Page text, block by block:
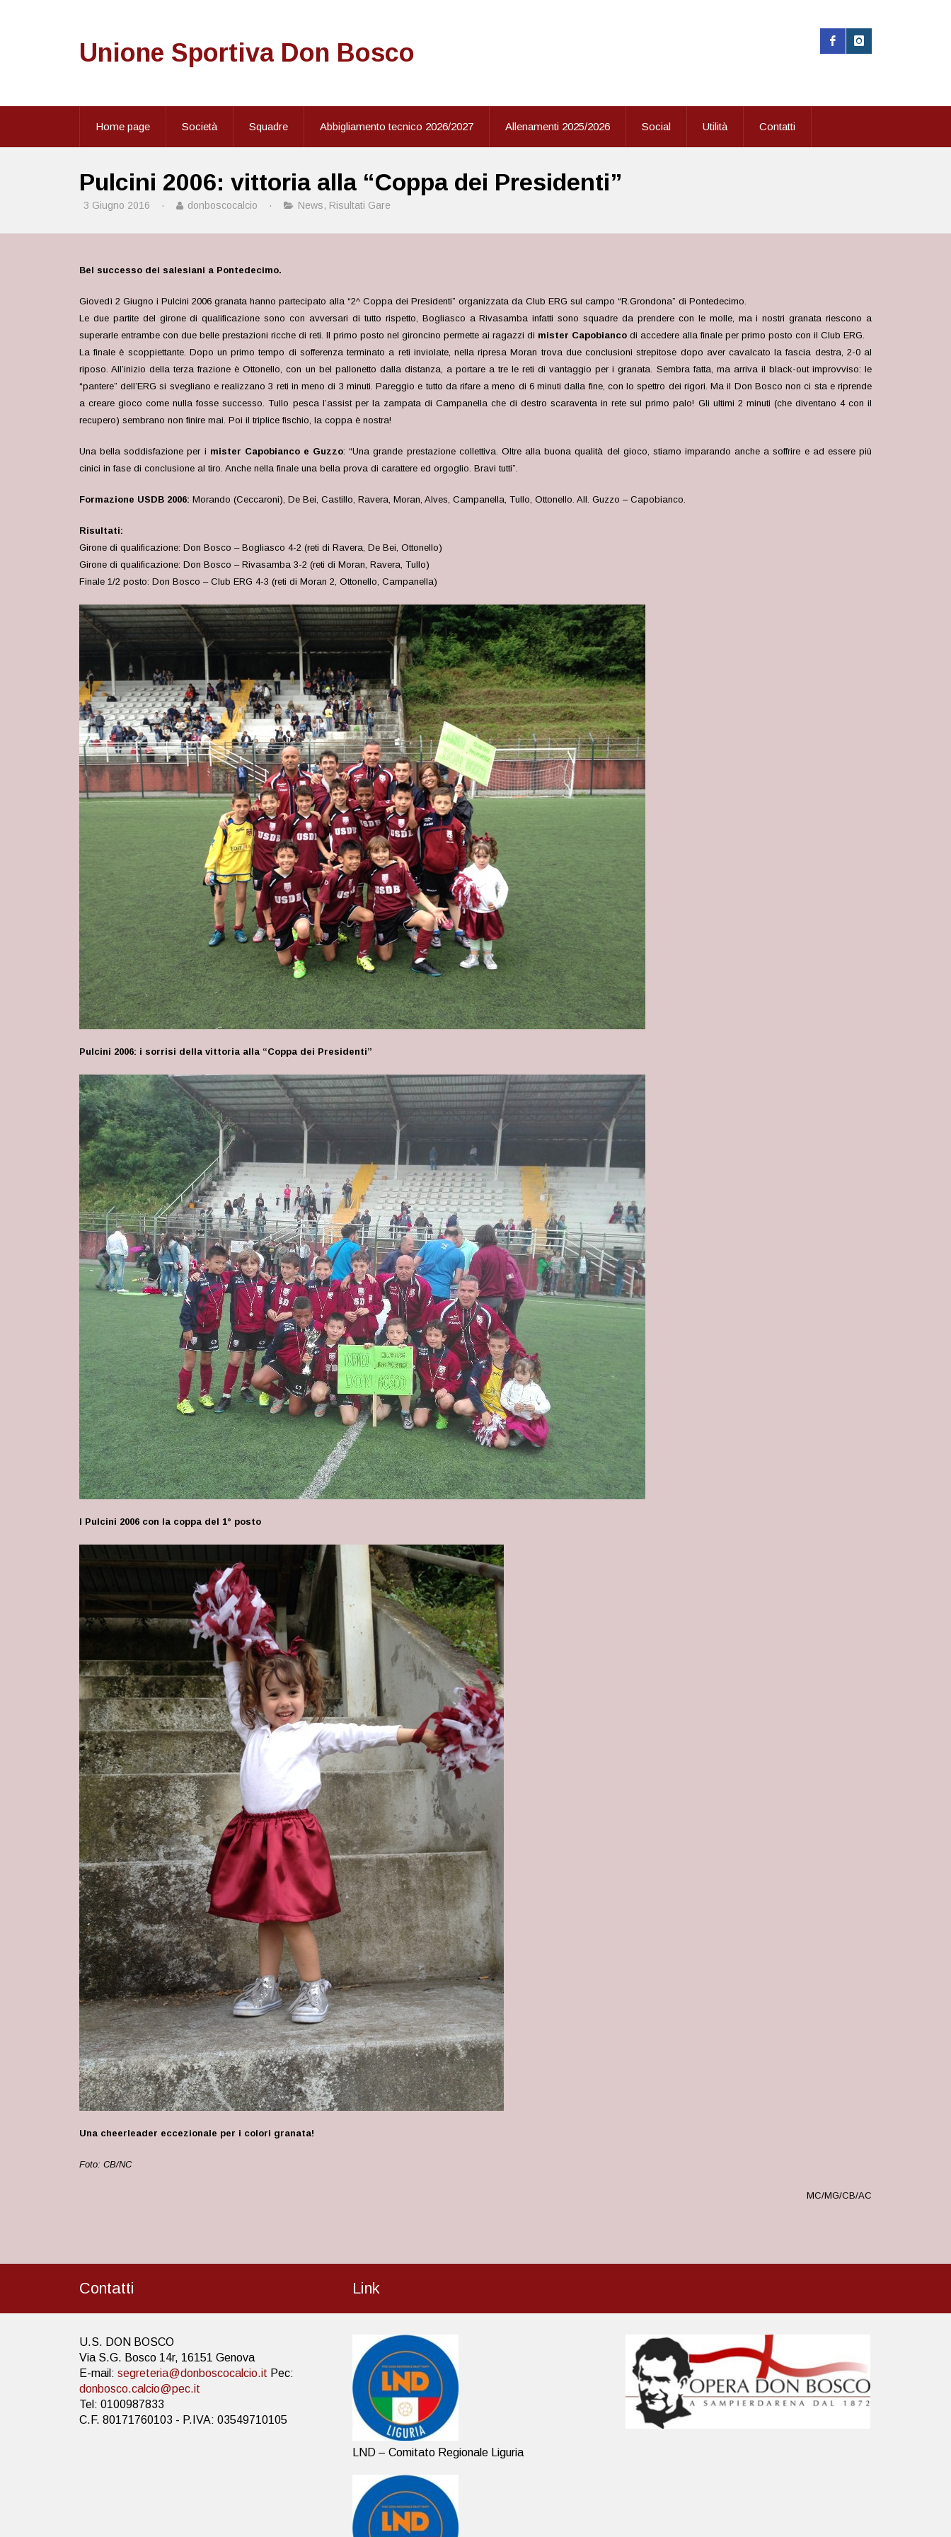
Unione Sportiva Don Bosco
Home page Società Squadre Abbigliamento tecnico 2026/2027 Allenamenti 2025/2026 Social Utilità Contatti
Pulcini 2006: vittoria alla “Coppa dei Presidenti”
3 Giugno 2016 · donboscocalcio · News, Risultati Gare
Bel successo dei salesiani a Pontedecimo.
Giovedì 2 Giugno i Pulcini 2006 granata hanno partecipato alla “2^ Coppa dei Presidenti” organizzata da Club ERG sul campo “R.Grondona” di Pontedecimo.
Le due partite del girone di qualificazione sono con avversari di tutto rispetto, Bogliasco a Rivasamba infatti sono squadre da prendere con le molle, ma i nostri granata riescono a
superarle entrambe con due belle prestazioni ricche di reti. Il primo posto nel gironcino permette ai ragazzi di mister Capobianco di accedere alla finale per primo posto con il Club ERG.
La finale è scoppiettante. Dopo un primo tempo di sofferenza terminato a reti inviolate, nella ripresa Moran trova due conclusioni strepitose dopo aver cavalcato la fascia destra, 2-0 al
riposo. All’inizio della terza frazione è Ottonello, con un bel pallonetto dalla distanza, a portare a tre le reti di vantaggio per i granata. Sembra fatta, ma arriva il black-out improvviso: le
“pantere” dell’ERG si svegliano e realizzano 3 reti in meno di 3 minuti. Pareggio e tutto da rifare a meno di 6 minuti dalla fine, con lo spettro dei rigori. Ma il Don Bosco non ci sta e riprende
a creare gioco come nulla fosse successo. Tullo pesca l’assist per la zampata di Campanella che di destro scaraventa in rete sul primo palo! Gli ultimi 2 minuti (che diventano 4 con il
recupero) sembrano non finire mai. Poi il triplice fischio, la coppa è nostra!
Una bella soddisfazione per i mister Capobianco e Guzzo: “Una grande prestazione collettiva. Oltre alla buona qualità del gioco, stiamo imparando anche a soffrire e ad essere più
cinici in fase di conclusione al tiro. Anche nella finale una bella prova di carattere ed orgoglio. Bravi tutti”.
Formazione USDB 2006: Morando (Ceccaroni), De Bei, Castillo, Ravera, Moran, Alves, Campanella, Tullo, Ottonello. All. Guzzo – Capobianco.
Risultati:
Girone di qualificazione: Don Bosco – Bogliasco 4-2 (reti di Ravera, De Bei, Ottonello)
Girone di qualificazione: Don Bosco – Rivasamba 3-2 (reti di Moran, Ravera, Tullo)
Finale 1/2 posto: Don Bosco – Club ERG 4-3 (reti di Moran 2, Ottonello, Campanella)
Pulcini 2006: i sorrisi della vittoria alla “Coppa dei Presidenti”
I Pulcini 2006 con la coppa del 1° posto
Una cheerleader eccezionale per i colori granata!
Foto: CB/NC
MC/MG/CB/AC
Contatti
U.S. DON BOSCO
Via S.G. Bosco 14r, 16151 Genova
E-mail: segreteria@donboscocalcio.it Pec:
donbosco.calcio@pec.it
Tel: 0100987833
C.F. 80171760103 - P.IVA: 03549710105
Link
LND – Comitato Regionale Liguria